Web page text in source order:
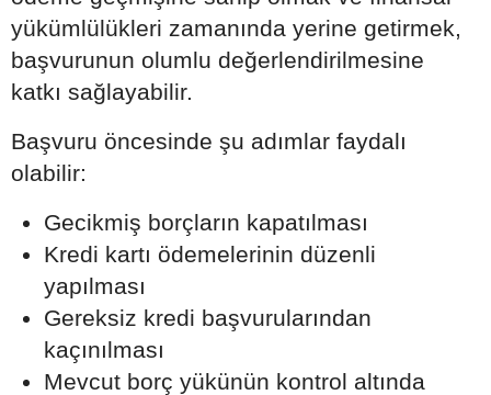
yükümlülükleri zamanında yerine getirmek,
başvurunun olumlu değerlendirilmesine
katkı sağlayabilir.
Başvuru öncesinde şu adımlar faydalı
olabilir:
Gecikmiş borçların kapatılması
Kredi kartı ödemelerinin düzenli
yapılması
Gereksiz kredi başvurularından
kaçınılması
Mevcut borç yükünün kontrol altında